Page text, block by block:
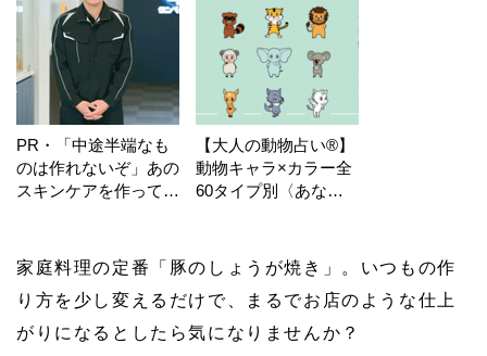
PR・「中途半端なも
のは作れないぞ」あの
スキンケアを作ってい
【大人の動物占い®】
動物キャラ×カラー全
60タイプ別〈あなた
家庭料理の定番「豚のしょうが焼き」。いつもの作
り方を少し変えるだけで、まるでお店のような仕上
がりになるとしたら気になりませんか？